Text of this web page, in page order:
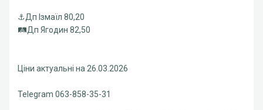
⚓️Дп Ізмаїл 80,20
🛤Дп Ягодин 82,50
Ціни актуальні на 26.03.2026
Telegram 063-858-35-31